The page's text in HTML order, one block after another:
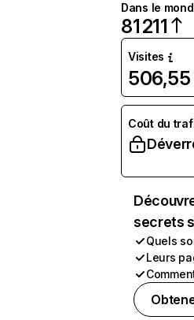
Dans le
81 211
Visites
506,55
Coût du
secrets
Quels
Leurs